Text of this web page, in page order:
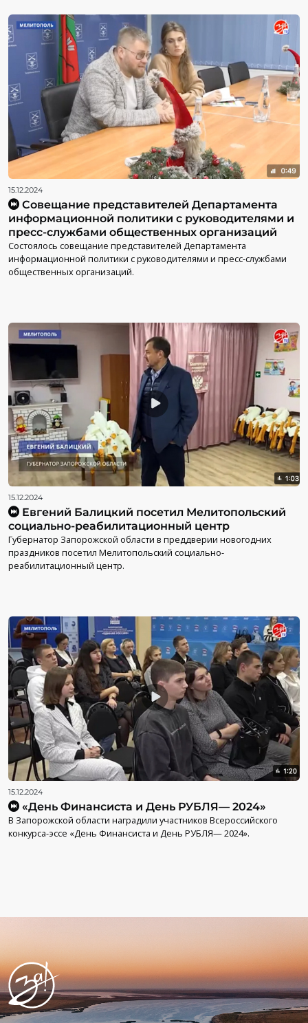
15.12.2024
Совещание представителей Департамента
информационной политики с руководителями и
пресс-службами общественных организаций
Состоялось совещание представителей Департамента
информационной политики с руководителями и пресс-службами
общественных организаций.
15.12.2024
Евгений Балицкий посетил Мелитопольский
социально-реабилитационный центр
Губернатор Запорожской области в преддверии новогодних
праздников посетил Мелитопольский социально-
реабилитационный центр.
15.12.2024
«День Финансиста и День РУБЛЯ— 2024»
В Запорожской области наградили участников Всероссийского
конкурса-эссе «День Финансиста и День РУБЛЯ— 2024».